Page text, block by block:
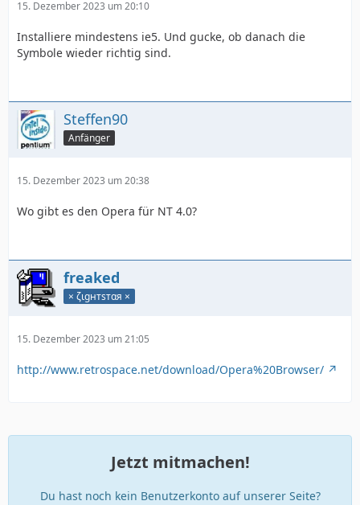
15. Dezember 2023 um 20:10
Installiere mindestens ie5. Und gucke, ob danach die
Symbole wieder richtig sind.
Steffen90
Anfänger
15. Dezember 2023 um 20:38
Wo gibt es den Opera für NT 4.0?
freaked
× ζιgнтѕтαя ×
15. Dezember 2023 um 21:05
http://www.retrospace.net/download/Opera%20Browser/
Jetzt mitmachen!
Du hast noch kein Benutzerkonto auf unserer Seite?